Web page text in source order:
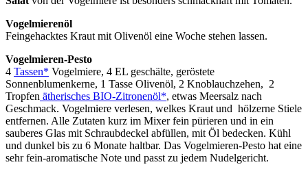
Vogelmierenöl
Feingehacktes Kraut mit Olivenöl eine Woche stehen lassen.
Vogelmieren-Pesto
4 Tassen* Vogelmiere, 4 EL geschälte, geröstete
Sonnenblumenkerne, 1 Tasse Olivenöl, 2 Knoblauchzehen, 2
Tropfen ätherisches BIO-Zitronenöl*, etwas Meersalz nach
Geschmack. Vogelmiere verlesen, welkes Kraut und hölzerne Stiele
entfernen. Alle Zutaten kurz im Mixer fein pürieren und in ein
sauberes Glas mit Schraubdeckel abfüllen, mit Öl bedecken. Kühl
und dunkel bis zu 6 Monate haltbar. Das Vogelmieren-Pesto hat eine
sehr fein-aromatische Note und passt zu jedem Nudelgericht.